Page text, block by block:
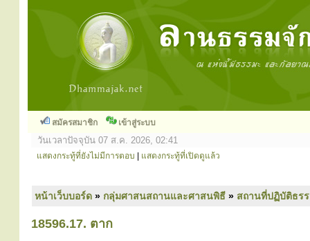
สมัครสมาชิก เข้าสู่ระบบ
วันเวลาปัจจุบัน 07 ส.ค. 2026, 02:41
แสดงกระทู้ที่ยังไม่มีการตอบ แสดงกระทู้ที่เปิดดูแล้ว
หน้าเว็บบอร์ด » กลุ่มศาสนสถานและศาสนพิธี » สถานที่ปฏิบัติธร
18596.17. ตาก